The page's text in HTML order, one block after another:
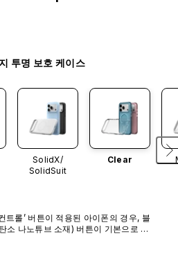
투명 보호 케이스
SolidX/
SolidSuit
Clear
트롤’ 버튼이 적용된 아이폰의 경우, 블
소 나노튜브 소재) 버튼이 기본으로 장